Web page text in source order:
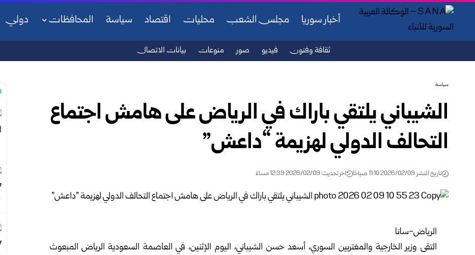
أخبار سوريا مجلس الشعب محليات اقتصاد سياسة المحافظات دولي
ثقافة وفنون فيديو صور منوعات بيانات الاتصال
سياسة
الشيباني يلتقي باراك في الرياض على هامش اجتماع
التحالف الدولي لهزيمة “داعش”
تاريخ النشر: 2026/02/09 11:10 صباحًا اخر تحديث: 2026/02/09 12:39 مساءً
الرياض-سانا
التقى وزير الخارجية والمغتربين السوري، أسعد حسن الشيباني، اليوم الإثنين، في العاصمة السعودية الرياض المبعوث